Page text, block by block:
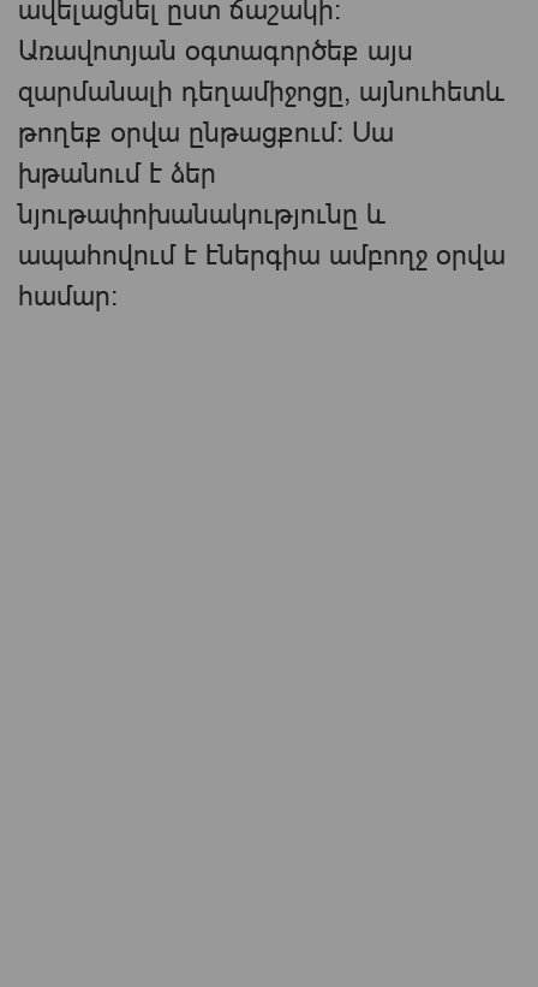
ավելացնել ըստ ճաշակի:
Առավոտյան օգտագործեք այս
զարմանալի դեղամիջոցը, այնուհետև
թողեք օրվա ընթացքում: Սա
խթանում է ձեր
նյութափոխանակությունը և
ապահովում է էներգիա ամբողջ օրվա
համար: